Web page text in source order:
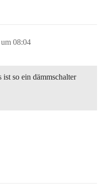
08:04
ist so ein dämmschalter